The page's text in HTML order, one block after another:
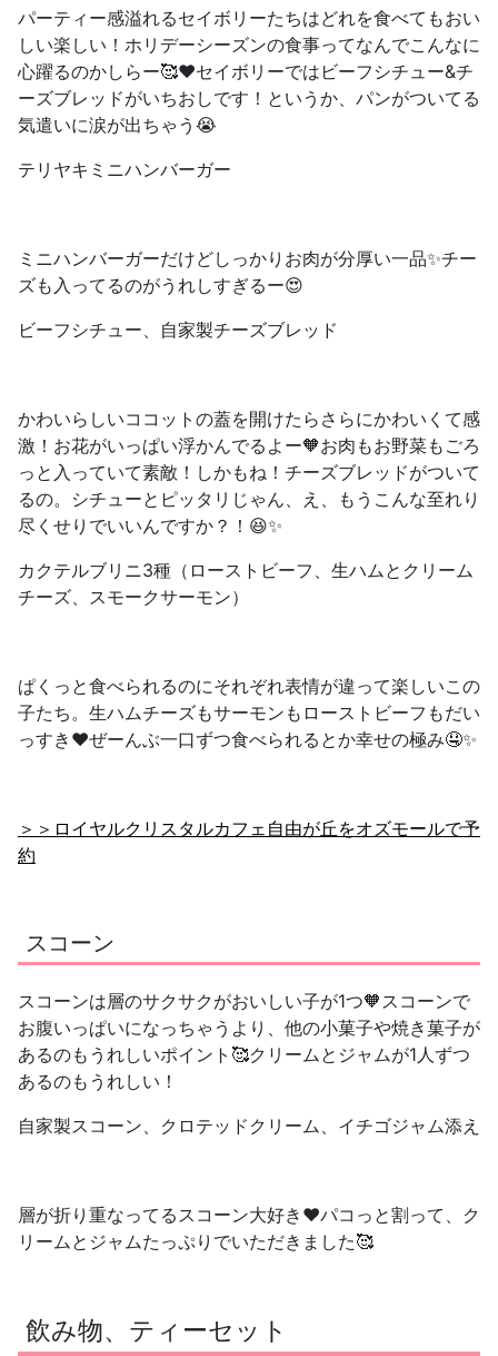
パーティー感溢れるセイボリーたちはどれを食べてもおい
しい楽しい！ホリデーシーズンの食事ってなんでこんなに
心躍るのかしらー🥰❤️セイボリーではビーフシチュー&チ
ーズブレッドがいちおしです！というか、パンがついてる
気遣いに涙が出ちゃう😭
テリヤキミニハンバーガー
ミニハンバーガーだけどしっかりお肉が分厚い一品✨チー
ズも入ってるのがうれしすぎるー😍
ビーフシチュー、自家製チーズブレッド
かわいらしいココットの蓋を開けたらさらにかわいくて感
激！お花がいっぱい浮かんでるよー🧡お肉もお野菜もごろ
っと入っていて素敵！しかもね！チーズブレッドがついて
るの。シチューとピッタリじゃん、え、もうこんな至れり
尽くせりでいいんですか？！😆✨
カクテルブリニ3種（ローストビーフ、生ハムとクリーム
チーズ、スモークサーモン）
ぱくっと食べられるのにそれぞれ表情が違って楽しいこの
子たち。生ハムチーズもサーモンもローストビーフもだい
っすき❤️ぜーんぶ一口ずつ食べられるとか幸せの極み🤤✨
＞＞ロイヤルクリスタルカフェ自由が丘をオズモールで予
約
スコーン
スコーンは層のサクサクがおいしい子が1つ🧡スコーンで
お腹いっぱいになっちゃうより、他の小菓子や焼き菓子が
あるのもうれしいポイント🥰クリームとジャムが1人ずつ
あるのもうれしい！
自家製スコーン、クロテッドクリーム、イチゴジャム添え
層が折り重なってるスコーン大好き❤️パコっと割って、ク
リームとジャムたっぷりでいただきました🥰
飲み物、ティーセット